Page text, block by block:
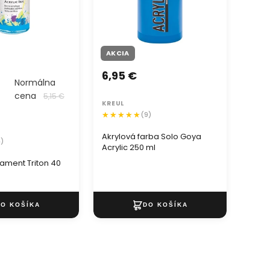
Triton 40
Normálna
cena
5,15 €
AKCIA
Akrylová farba Solo Goya
Acrylic 250 ml
6,95 €
KREUL
(9)